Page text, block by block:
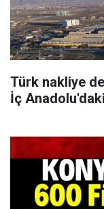
Türk nakliye
İç